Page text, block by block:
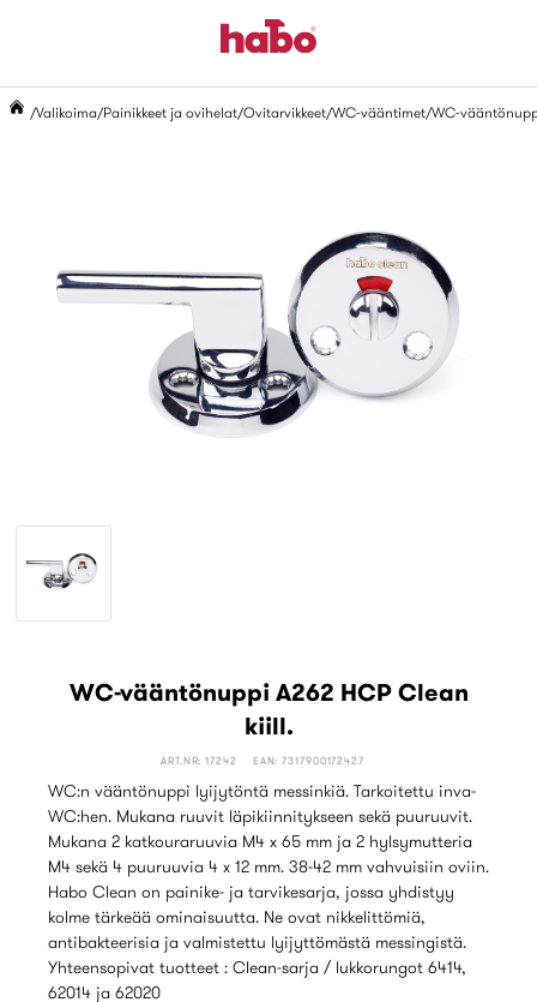
Valikoima Painikkeet ja ovihelat Ovitarvikkeet WC-vääntimet WC-
WC-vääntönuppi A262 HCP Clean
kiill.
ART.NR: 17242 EAN: 7317900172427
WC:n vääntönuppi lyijytöntä messinkiä. Tarkoitettu inva-
WC:hen. Mukana ruuvit läpikiinnitykseen sekä puuruuvit.
Mukana 2 katkouraruuvia M4 x 65 mm ja 2 hylsymutteria
M4 sekä 4 puuruuvia 4 x 12 mm. 38-42 mm vahvuisiin oviin.
Habo Clean on painike- ja tarvikesarja, jossa yhdistyy
kolme tärkeää ominaisuutta. Ne ovat nikkelittömiä,
antibakteerisia ja valmistettu lyijyttömästä messingistä.
Yhteensopivat tuotteet : Clean-sarja / lukkorungot 6414,
62014 ja 62020